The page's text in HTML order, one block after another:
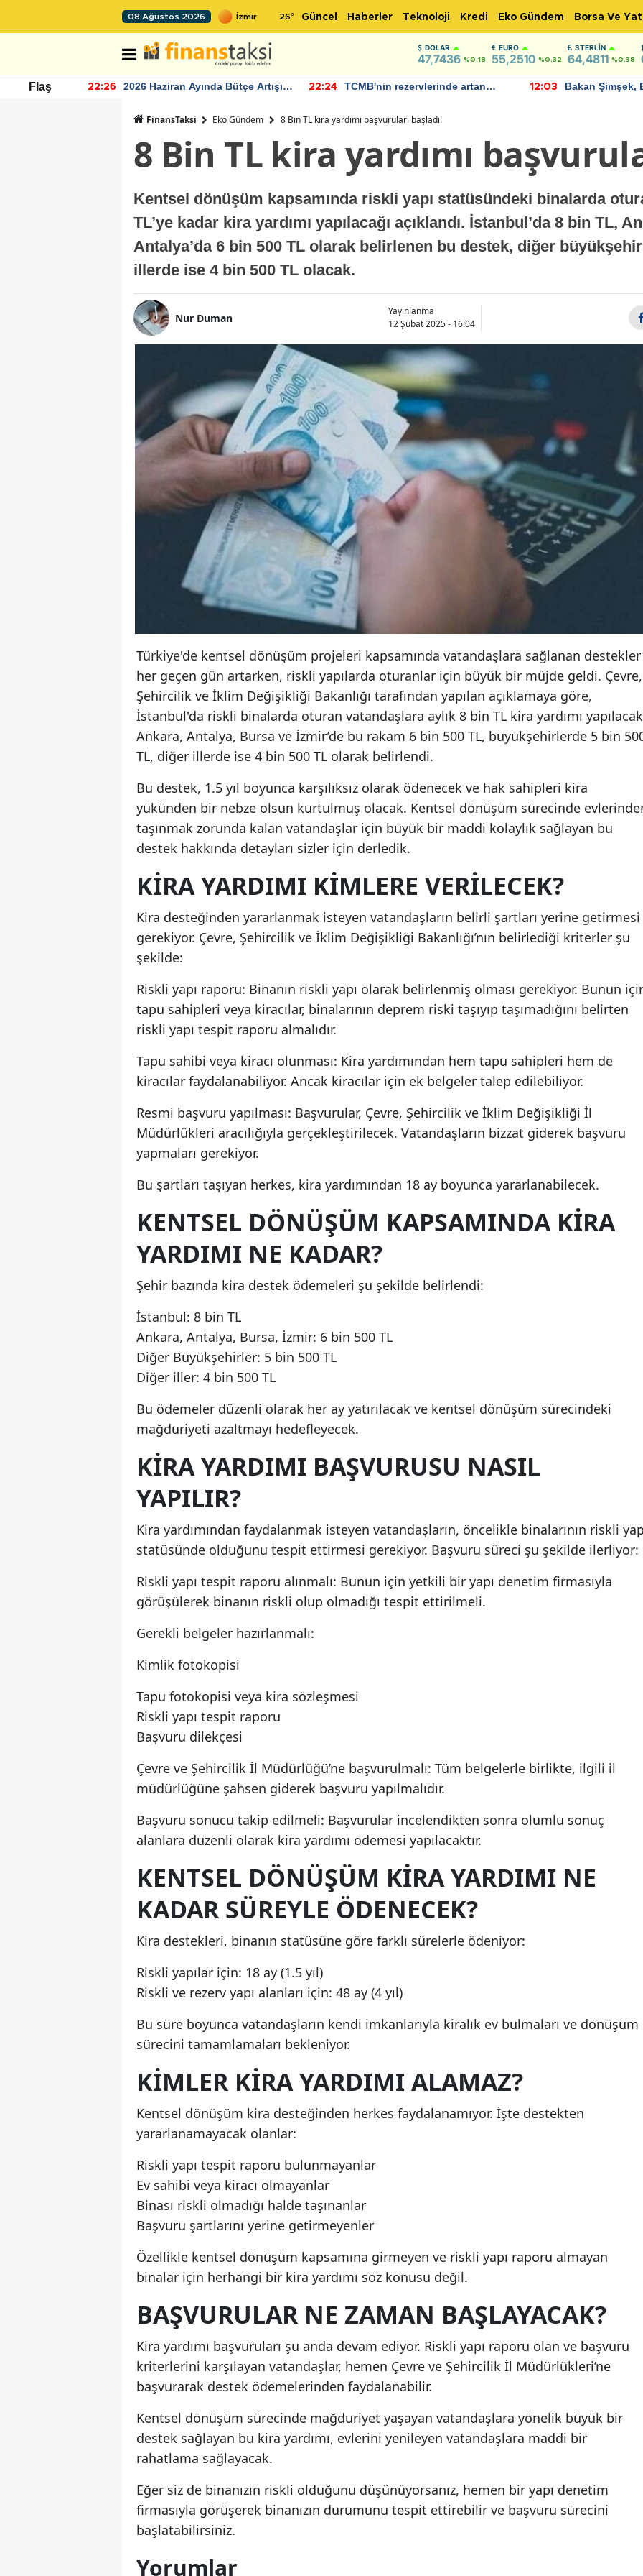
08 Ağustos 2026 26° Güncel Haberler Teknoloji Kredi Eko Gündem Borsa Ve
DOLAR
47,7436 %0.18
EURO
55,2510 %0.32
STERLIN
64,4811 %0.38
Flaş 22:26
2026 Haziran Ayında Bütçe Artışı
22:24
TCMB'nin rezervlerinde artan
12:03
Bakan Şimşek,
FinansTaksi Eko Gündem 8 Bin TL kira yardımı başvuruları başladı!
8 Bin TL kira yardımı
Kentsel dönüşüm kapsamında riskli yapı statüsündeki binalarda
TL’ye kadar kira yardımı yapılacağı açıklandı. İstanbul’da 8 bin TL,
Antalya’da 6 bin 500 TL olarak belirlenen bu destek, diğer
illerde ise 4 bin 500 TL olacak.
Nur Duman
Yayınlanma
12 Şubat 2025 - 16:04
Türkiye'de kentsel dönüşüm projeleri kapsamında vatandaşlara sağlanan destekler
her geçen gün artarken, riskli yapılarda oturanlar için büyük bir müjde geldi. Çevre,
Şehircilik ve İklim Değişikliği Bakanlığı tarafından yapılan açıklamaya göre,
İstanbul'da riskli binalarda oturan vatandaşlara aylık 8 bin TL kira yardımı
Ankara, Antalya, Bursa ve İzmir’de bu rakam 6 bin 500 TL, büyükşehirlerde 5 bin
TL, diğer illerde ise 4 bin 500 TL olarak belirlendi.
Bu destek, 1.5 yıl boyunca karşılıksız olarak ödenecek ve hak sahipleri kira
yükünden bir nebze olsun kurtulmuş olacak. Kentsel dönüşüm sürecinde
taşınmak zorunda kalan vatandaşlar için büyük bir maddi kolaylık sağlayan bu
destek hakkında detayları sizler için derledik.
KIRA YARDIMI KIMLERE VERILECEK?
Kira desteğinden yararlanmak isteyen vatandaşların belirli şartları yerine getirmesi
gerekiyor. Çevre, Şehircilik ve İklim Değişikliği Bakanlığı’nın belirlediği kriterler şu
şekilde:
Riskli yapı raporu: Binanın riskli yapı olarak belirlenmiş olması gerekiyor. Bunun
tapu sahipleri veya kiracılar, binalarının deprem riski taşıyıp taşımadığını belirten
riskli yapı tespit raporu almalıdır.
Tapu sahibi veya kiracı olunması: Kira yardımından hem tapu sahipleri hem de
kiracılar faydalanabiliyor. Ancak kiracılar için ek belgeler talep edilebiliyor.
Resmi başvuru yapılması: Başvurular, Çevre, Şehircilik ve İklim Değişikliği İl
Müdürlükleri aracılığıyla gerçekleştirilecek. Vatandaşların bizzat giderek başvuru
yapmaları gerekiyor.
Bu şartları taşıyan herkes, kira yardımından 18 ay boyunca yararlanabilecek.
KENTSEL DÖNÜŞÜM KAPSAMINDA KIRA
YARDIMI NE KADAR?
Şehir bazında kira destek ödemeleri şu şekilde belirlendi:
İstanbul: 8 bin TL
Ankara, Antalya, Bursa, İzmir: 6 bin 500 TL
Diğer Büyükşehirler: 5 bin 500 TL
Diğer iller: 4 bin 500 TL
Bu ödemeler düzenli olarak her ay yatırılacak ve kentsel dönüşüm sürecindeki
mağduriyeti azaltmayı hedefleyecek.
KIRA YARDIMI BAŞVURUSU NASIL
YAPILIR?
Kira yardımından faydalanmak isteyen vatandaşların, öncelikle binalarının riskli
statüsünde olduğunu tespit ettirmesi gerekiyor. Başvuru süreci şu şekilde ilerliyor:
Riskli yapı tespit raporu alınmalı: Bunun için yetkili bir yapı denetim firmasıyla
görüşülerek binanın riskli olup olmadığı tespit ettirilmeli.
Gerekli belgeler hazırlanmalı:
Kimlik fotokopisi
Tapu fotokopisi veya kira sözleşmesi
Riskli yapı tespit raporu
Başvuru dilekçesi
Çevre ve Şehircilik İl Müdürlüğü’ne başvurulmalı: Tüm belgelerle birlikte, ilgili il
müdürlüğüne şahsen giderek başvuru yapılmalıdır.
Başvuru sonucu takip edilmeli: Başvurular incelendikten sonra olumlu sonuç
alanlara düzenli olarak kira yardımı ödemesi yapılacaktır.
KENTSEL DÖNÜŞÜM KIRA YARDIMI NE
KADAR SÜREYLE ÖDENECEK?
Kira destekleri, binanın statüsüne göre farklı sürelerle ödeniyor:
Riskli yapılar için: 18 ay (1.5 yıl)
Riskli ve rezerv yapı alanları için: 48 ay (4 yıl)
Bu süre boyunca vatandaşların kendi imkanlarıyla kiralık ev bulmaları ve dönüşüm
sürecini tamamlamaları bekleniyor.
KIMLER KIRA YARDIMI ALAMAZ?
Kentsel dönüşüm kira desteğinden herkes faydalanamıyor. İşte destekten
yararlanamayacak olanlar:
Riskli yapı tespit raporu bulunmayanlar
Ev sahibi veya kiracı olmayanlar
Binası riskli olmadığı halde taşınanlar
Başvuru şartlarını yerine getirmeyenler
Özellikle kentsel dönüşüm kapsamına girmeyen ve riskli yapı raporu almayan
binalar için herhangi bir kira yardımı söz konusu değil.
BAŞVURULAR NE ZAMAN BAŞLAYACAK?
Kira yardımı başvuruları şu anda devam ediyor. Riskli yapı raporu olan ve başvuru
kriterlerini karşılayan vatandaşlar, hemen Çevre ve Şehircilik İl Müdürlükleri’ne
başvurarak destek ödemelerinden faydalanabilir.
Kentsel dönüşüm sürecinde mağduriyet yaşayan vatandaşlara yönelik büyük bir
destek sağlayan bu kira yardımı, evlerini yenileyen vatandaşlara maddi bir
rahatlama sağlayacak.
Eğer siz de binanızın riskli olduğunu düşünüyorsanız, hemen bir yapı denetim
firmasıyla görüşerek binanızın durumunu tespit ettirebilir ve başvuru sürecini
başlatabilirsiniz.
Yorumlar